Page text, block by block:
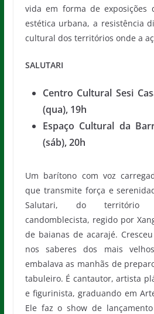
vida em forma de exposições
estética urbana, a resistência
cultural dos territórios onde a
SALUTARI
Centro Cultural Sesi
(qua), 19h
Espaço Cultural da
(sáb), 20h
Um barítono com voz
que transmite força e
Salutari, do território
candomblecista, regido por
de baianas de acarajé.
nos saberes dos mais
embalava as manhãs de
tabuleiro. É cantautor, artista
e figurinista, graduando em
Ele faz o show de lançamento